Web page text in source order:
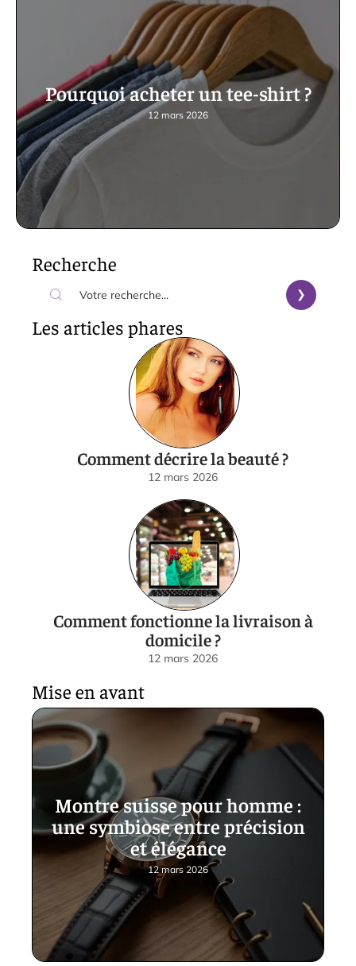
Pourquoi acheter un tee-shirt ?
12 mars 2026
Recherche
Les articles phares
Comment décrire la beauté ?
12 mars 2026
Comment fonctionne la livraison à
domicile ?
12 mars 2026
Mise en avant
Montre suisse pour homme :
une symbiose entre précision
et élégance
12 mars 2026